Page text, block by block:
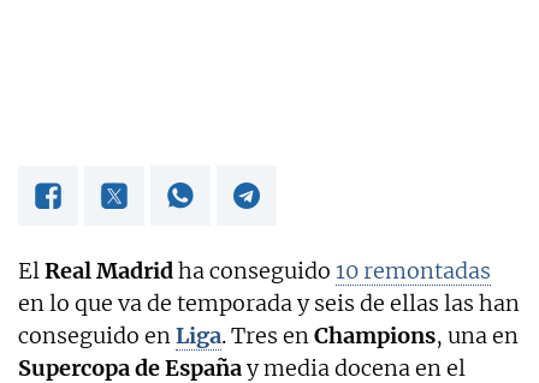
ElReal Madridha conseguido 10 remontadas
en lo que va de temporada y seis de ellas las han
conseguido enLiga. Tres enChampions, una en
Supercopa de Españay media docena en el